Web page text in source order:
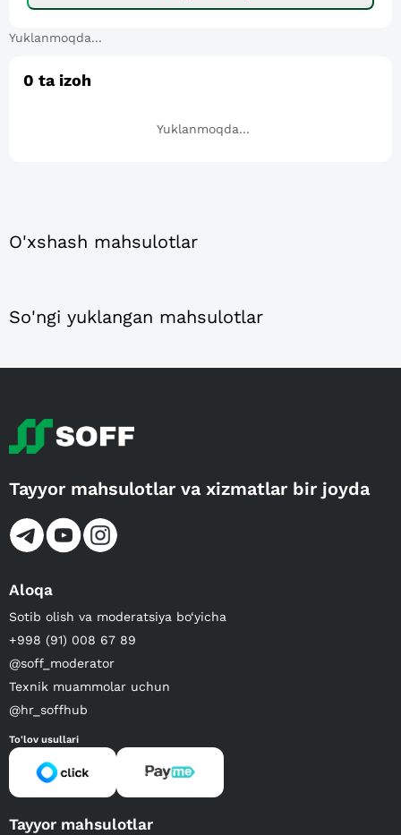
Yuklanmoqda...
0 ta izoh
Yuklanmoqda...
O'xshash mahsulotlar
So'ngi yuklangan mahsulotlar
Tayyor mahsulotlar va xizmatlar bir joyda
Aloqa
Sotib olish va moderatsiya bo‘yicha
+998 (91) 008 67 89
@soff_moderator
Texnik muammolar uchun
@hr_soffhub
To'lov usullari
Tayyor mahsulotlar